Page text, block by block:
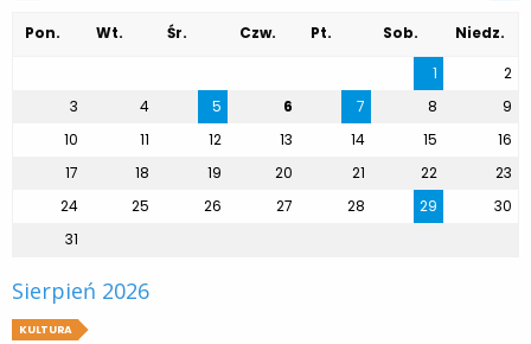
Pon. Wt. Śr. Czw. Pt. Sob.
Niedz.
1
2
3
4 5 6 7 8
9
10
11 12 13 14 15
16
17
18 19 20 21 22
23
24
25 26 27 28 29
30
31
Sierpień 2026
KULTURA